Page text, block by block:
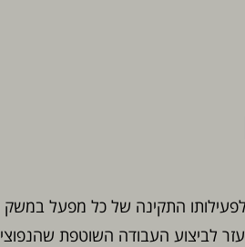
התקינה של כל מפעל במשק
לביצוע העבודה השוטפת